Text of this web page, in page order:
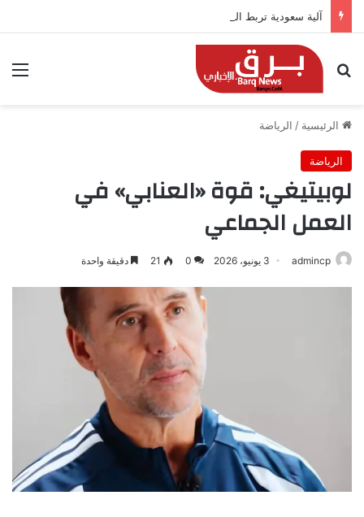
آلية سعودية تربط الحضور باجتياز الدورات
بحث عن
الرئيسية / الرياضة
الرياضة
لوبيتيغي: قوة «العنابي» في
العمل الجماعي
admincp 3 يونيو، 2026 0
21 دقيقة واحدة